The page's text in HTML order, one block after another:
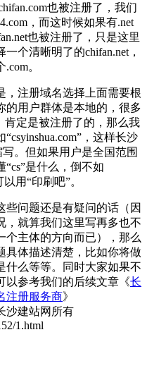
也被注册了，我们
，而这时候如果有.net
也被注册了，只是这里
个清晰明了的chifan.net，
。
，注册域名选择上面需要根
的用户群体是本地的，很多
肯定是被注册了的，那么我
，这样长沙
。但如果用户是全国范围
是什么，倒不如
用“印刷吧”。
些问题还是有疑问的话（因
，就算我们这里写再多也不
个主体的方向而已），那么
具体描述清楚，比如你将做
什么等等。同时大家如果不
以参考我们的后续文章《长
注册服务商》
沙建站网所有
1.html